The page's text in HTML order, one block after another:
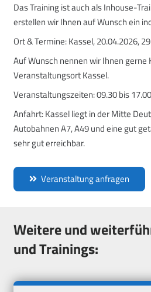
Das Training ist auch als Inhouse-
erstellen wir Ihnen auf Wunsch ein
Ort & Termine:Kassel, 20.04.2026,
Auf Wunsch nennen wir Ihnen
Veranstaltungsort Kassel.
Veranstaltungszeiten:09.30 bis
Anfahrt:Kassel liegt in der Mitte
Autobahnen A7, A49 und eine gut
sehr gut erreichbar.
Veranstaltung anfragen
Weitere und
und Trainings: